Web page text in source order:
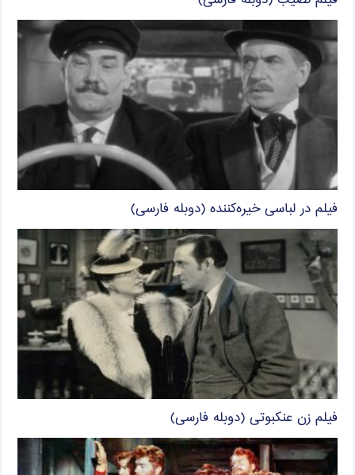
فیلم در لباسی خیره‌کننده (دوبله فارسی)
فیلم زن عنکبوتی (دوبله فارسی)